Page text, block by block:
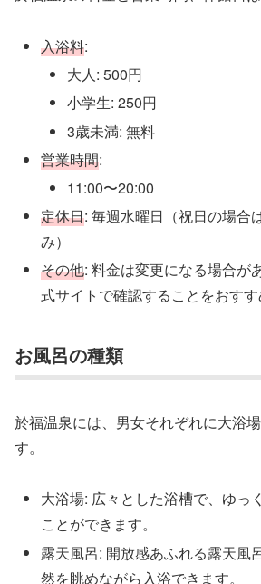
入浴料:
大人: 500円
小学生: 250円
3歳未満: 無料
営業時間:
11:00〜20:00
定休日: 毎週水曜日（祝日の場合
み）
その他: 料金は変更になる場合が
式サイトで確認することをおすす
お風呂の種類
於福温泉には、男女それぞれに大浴
す。
大浴場: 広々とした浴槽で、ゆっ
ことができます。
露天風呂: 開放感あふれる露天風
然を眺めながら入浴できます。